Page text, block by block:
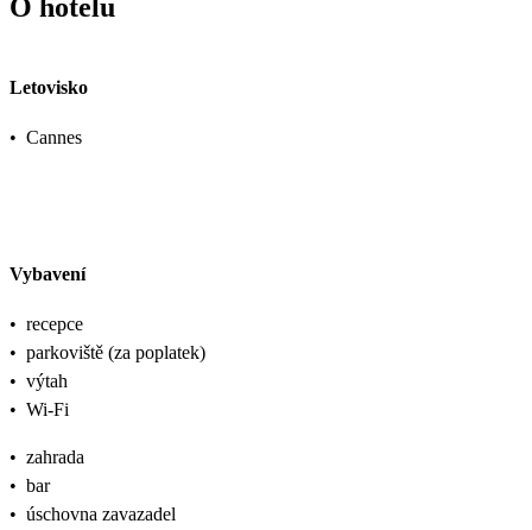
O hotelu
Letovisko
• Cannes
Vybavení
• recepce
• parkoviště (za poplatek)
• výtah
• Wi-Fi
• zahrada
• bar
• úschovna zavazadel